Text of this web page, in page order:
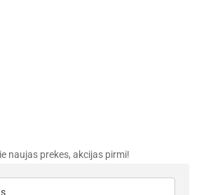
naujas prekes, akcijas pirmi!